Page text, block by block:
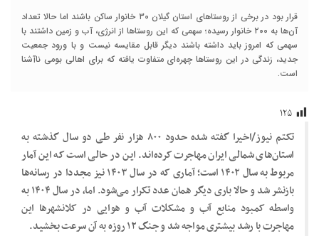
قرار بود در برخی از روستاهای استان گیلان ۳۰ خانوار ساکن باشند اما حالا تعداد
آن‌ها به ۲۰۰ خانوار رسیده؛ سهمی که این روستاها از انرژی، آب و زمین داشتند با
سهمی که امروز باید داشته باشند دیگر قابل مقایسه نیست و با ورود جمعیت
جدید، زندگی در این روستاها چهره‌ای متفاوت یافته که برای اهالی بومی ناآشنا
است.
۱۲۵
تکتم نیوز/اخیرا گفته شده حدود ۸۰۰ هزار نفر طی دو سال گذشته به
استان‌های شمالی ایران مهاجرت کرده‌اند. این در حالی است که این آمار
مربوط به سال ۱۴۰۲ است؛ آماری که در سال ۱۴۰۳ نیز مجددا در رسانه‌ها
بازنشر شد و حالا باری دیگر همان عدد تکرار می‌شود. اما، در سال ۱۴۰۴ به
واسطه کمبود منابع آب و مشکلات آب و هوایی در کلانشهرها این
مهاجرت با رشد بیشتری مواجه شد و جنگ ۱۲ روزه به آن سرعت بخشید.